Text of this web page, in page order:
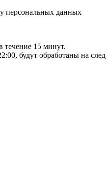
персональных данных
течение 15 минут.
будут обработаны на